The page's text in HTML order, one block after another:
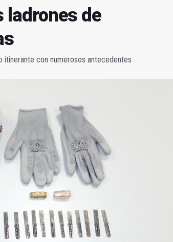
ladrones de
itinerante con numerosos antecedentes